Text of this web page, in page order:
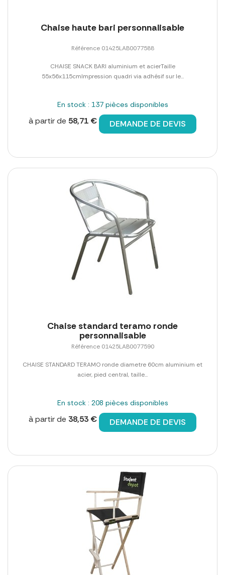
Chaise haute bari personnalisable
Référence 01425LAB0077588
CHAISE SNACK BARI aluminium et acierTaille
55x56x115cmImpression quadri via adhésif sur le...
En stock : 137 pièces disponibles
à partir de 58,71 € DEMANDE DE DEVIS
Chaise standard teramo ronde
personnalisable
Référence 01425LAB0077590
CHAISE STANDARD TERAMO ronde diametre 60cm aluminium et
acier, pied central, taille...
En stock : 208 pièces disponibles
à partir de 38,53 € DEMANDE DE DEVIS